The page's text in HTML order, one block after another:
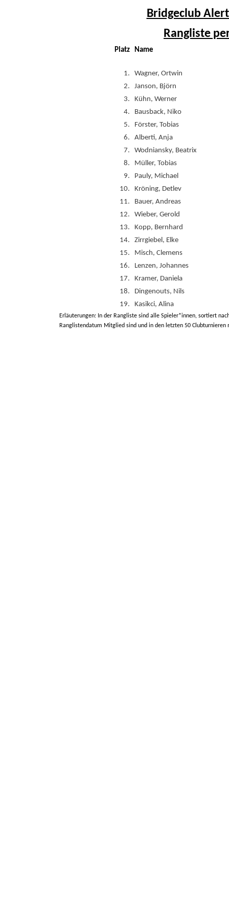
Bridgeclub
Rangliste
Platz Name
1.
Wagner, Ortwin
2.
Janson, Björn
3.
Kühn, Werner
4.
Bausback, Niko
5.
Förster, Tobias
6.
Alberti, Anja
7.
Wodniansky, Beatrix
8.
Müller, Tobias
9.
Pauly, Michael
10.
Kröning, Detlev
11.
Bauer, Andreas
12.
Wieber, Gerold
13.
Kopp, Bernhard
14.
Zirrgiebel, Elke
15.
Misch, Clemens
16.
Lenzen, Johannes
17.
Kramer, Daniela
18.
Dingenouts, Nils
19.
Kasikci, Alina
Erläuterungen: In der Rangliste sind alle Spieler*innen, sortiert
Ranglistendatum Mitglied sind und in den letzten 50 Clubturnieren